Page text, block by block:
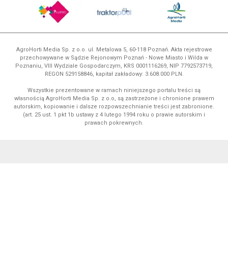
AgroHorti Media Sp. z o.o. ul. Metalowa 5, 60-118 Poznań. Akta rejestrowe
przechowywane w Sądzie Rejonowym Poznań - Nowe Miasto i Wilda w
Poznaniu, VIII Wydziale Gospodarczym, KRS 0001116269, NIP 7792573719,
REGON 529158846, kapitał zakładowy: 3.608.000 PLN.
Wszystkie prezentowane w ramach niniejszego portalu treści są
własnością AgroHorti Media Sp. z o.o, są zastrzeżone i chronione prawem
autorskim, kopiowanie i dalsze rozpowszechnianie treści jest zabronione.
(art. 25 ust. 1 pkt 1b ustawy z 4 lutego 1994 roku o prawie autorskim i
prawach pokrewnych.